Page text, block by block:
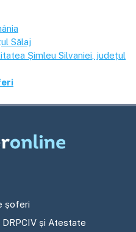
Sălaj
Șimleu Silvaniei , județul
șoferi
și Atestate